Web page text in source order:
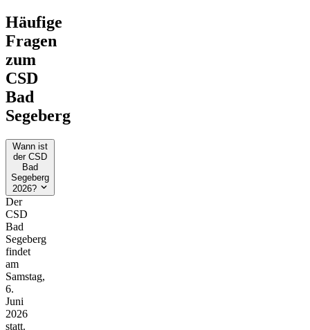
Häufige
Fragen
zum
CSD
Bad
Segeberg
Wann ist
der CSD
Bad
Segeberg
2026?
Der
CSD
Bad
Segeberg
findet
am
Samstag,
6.
Juni
2026
statt.